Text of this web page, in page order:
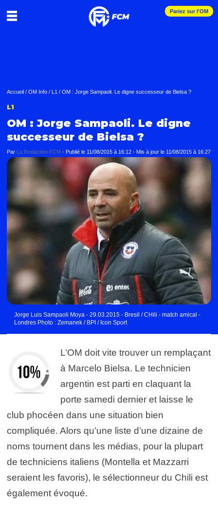
Pariez sur l'OM
Accueil / OM Info / L1 / OM : Jorge Sampaoli. Le digne successeur de Bielsa ?
L1
OM : Jorge Sampaoli. Le digne
successeur de Bielsa ?
Par La Redaction FCM - Publié le 11/08/2015 à 16:12 - Mis à jour le 11/08/2015 à 16:27
Jorge Luis Sampaoli Moya - 29.03.2015 - Bresil / CHili - match amical -
Londres Photo : Zemanek / BPI / Icon Sport
L’OM doit vite trouver un remplaçant
à Marcelo Bielsa. Le technicien
argentin est parti en claquant la
porte samedi dernier et laisse le
club phocéen dans une situation bien
compliquée. Alors qu’une liste d’une dizaine de
noms tournent dans les médias, pour la plupart
de techniciens italiens (Montella et Mazzarri
seraient les favoris), le sélectionneur du Chili est
également évoqué.